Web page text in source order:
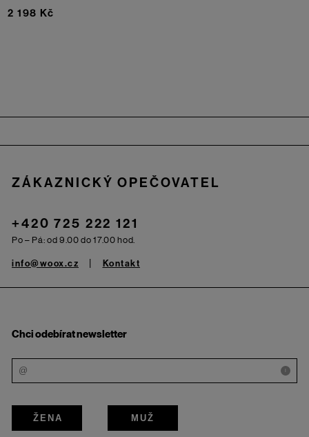
2 198 Kč
ZÁKAZNICKÝ OPEČOVATEL
+420 725 222 121
Po – Pá: od 9.00 do 17.00 hod.
info@woox.cz Kontakt
Chci odebírat newsletter
i
ŽENA MUŽ